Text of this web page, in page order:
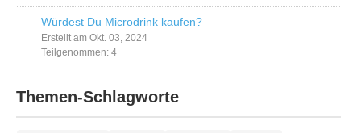
Würdest Du Microdrink kaufen?
Erstellt am Okt. 03, 2024
Teilgenommen: 4
Themen-Schlagworte